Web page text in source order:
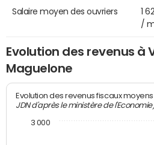
Salaire moyen des ouvriers
1
/
Evolution des revenus à
Maguelone
Evolution des revenus fiscaux
JDN d'après le ministère de
3 000